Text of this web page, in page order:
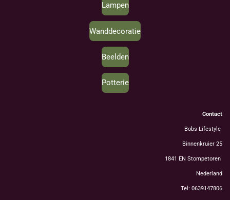
Lampen
Wanddecoratie
Beelden
Potterie
Contact
Bobs Lifestyle
Binnenkruier 25
1841 EN Stompetoren
Nederland
Tel: 0639147806